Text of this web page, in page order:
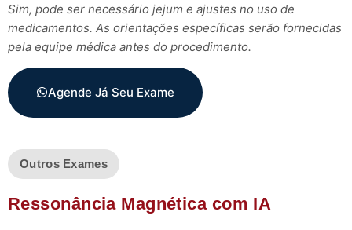
Sim, pode ser necessário jejum e ajustes no uso de
medicamentos. As orientações específicas serão fornecidas
pela equipe médica antes do procedimento.
Agende Já Seu Exame
Outros Exames
Ressonância Magnética com IA